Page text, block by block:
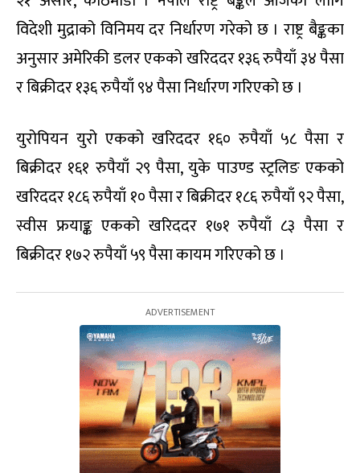
विदेशी मुद्राको विनिमय दर निर्धारण गरेको छ । राष्ट्र बैङ्कका
अनुसार अमेरिकी डलर एकको खरिददर १३६ रुपैयाँ ३४ पैसा
र बिक्रीदर १३६ रुपैयाँ ९४ पैसा निर्धारण गरिएको छ ।
युरोपियन युरो एकको खरिददर १६० रुपैयाँ ५८ पैसा र
बिक्रीदर १६१ रुपैयाँ २९ पैसा, युके पाउण्ड स्ट्रलिङ एकको
खरिददर १८६ रुपैयाँ १० पैसा र बिक्रीदर १८६ रुपैयाँ ९२ पैसा,
स्वीस फ्रयाङ्क एकको खरिददर १७१ रुपैयाँ ८३ पैसा र
बिक्रीदर १७२ रुपैयाँ ५९ पैसा कायम गरिएको छ ।